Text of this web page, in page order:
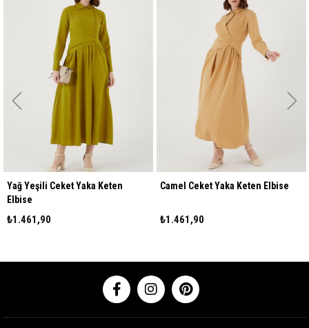
Yağ Yeşili Ceket Yaka Keten
Elbise
₺1.461,90
Camel Ceket Yaka Keten Elbise
₺1.461,90